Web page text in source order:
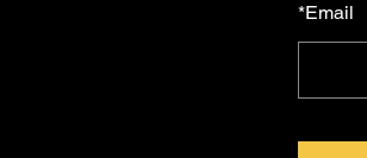
*Email